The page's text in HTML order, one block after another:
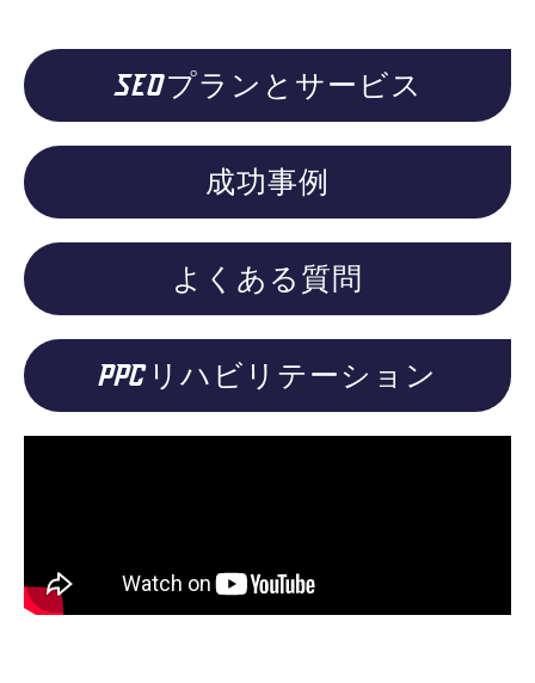
SEOプランとサービス
成功事例
よくある質問
PPCリハビリテーション